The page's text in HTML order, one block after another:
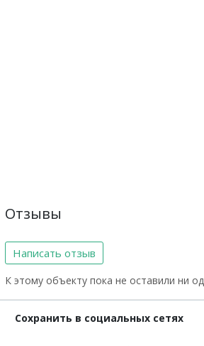
Отзывы
Написать отзыв
К этому объекту пока не оставили ни
Сохранить в социальных сетях